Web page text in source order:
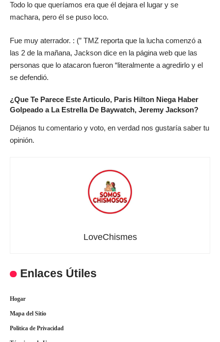
Todo lo que queríamos era que él dejara el lugar y se
machara, pero él se puso loco.
Fue muy aterrador. : (” TMZ reporta que la lucha comenzó a
las 2 de la mañana, Jackson dice en la página web que las
personas que lo atacaron fueron “literalmente a agredirlo y el
se defendió.
¿Que Te Parece Este Articulo, Paris Hilton Niega Haber
Golpeado a La Estrella De Baywatch, Jeremy Jackson?
Déjanos tu comentario y voto, en verdad nos gustaría saber tu
opinión.
LoveChismes
Enlaces Útiles
Hogar
Mapa del Sitio
Politica de Privacidad